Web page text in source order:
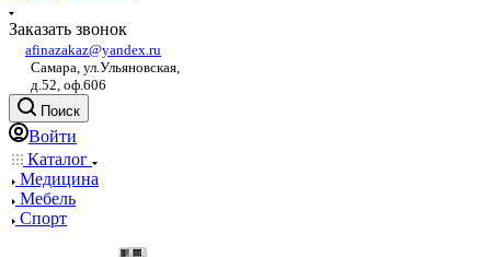
Заказать звонок
afinazakaz@yandex.ru
Самара, ул.Ульяновская,
д.52, оф.606
Поиск
Войти
Каталог
Медицина
Мебель
Спорт